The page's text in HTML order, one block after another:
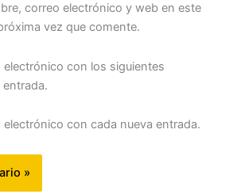
correo electrónico y web en este
vez que comente.
electrónico con los siguientes
electrónico con cada nueva entrada.